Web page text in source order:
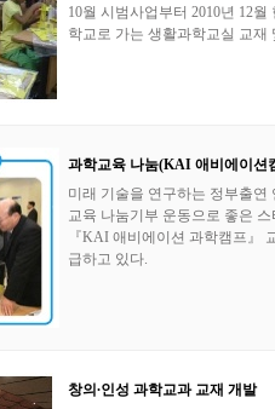
10월 시범사업부터 2010년 12
학교로 가는 생활과학교실 교재
과학교육 나눔(KAI 애비에이션
미래 기술을 연구하는 정부출
교육 나눔기부 운동으로 좋은
『KAI 애비에이션 과학캠프』
급하고 있다.
창의∙인성 과학교과 교재 개발